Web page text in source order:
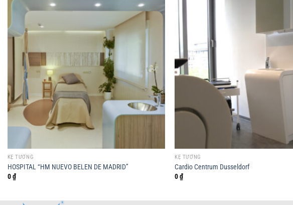
KỆ TƯỜNG
HOSPITAL “HM NUEVO BELEN DE MADRID”
0₫
KỆ TƯỜNG
Cardio Centrum Dusseldorf
0₫